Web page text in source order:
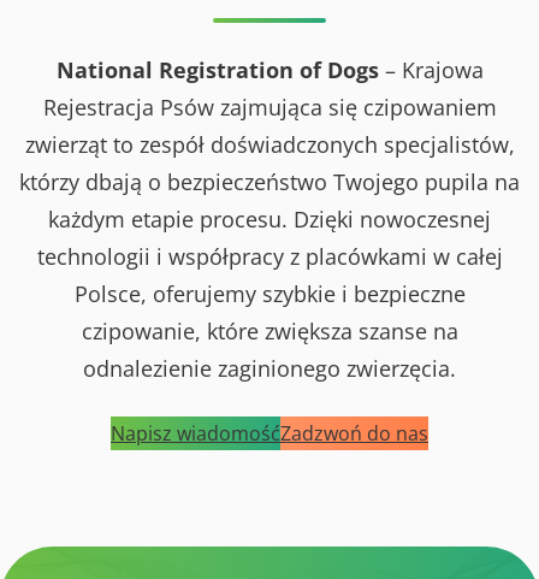
National Registration of Dogs– Krajowa
Rejestracja Psów zajmująca się czipowaniem
zwierząt to zespół doświadczonych specjalistów,
którzy dbają o bezpieczeństwo Twojego pupila na
każdym etapie procesu. Dzięki nowoczesnej
technologii i współpracy z placówkami w całej
Polsce, oferujemy szybkie i bezpieczne
czipowanie, które zwiększa szanse na
odnalezienie zaginionego zwierzęcia.
Napisz wiadomośćZadzwoń do nas